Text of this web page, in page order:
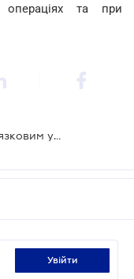
операціях та при
Єдиний митний рахунок стане обов’язковим у квітні
увійти